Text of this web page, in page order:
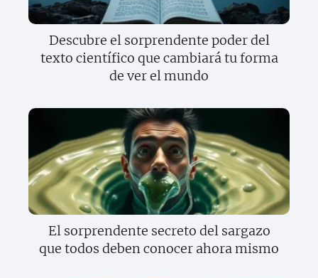
Descubre el sorprendente poder del
texto científico que cambiará tu forma
de ver el mundo
El sorprendente secreto del sargazo
que todos deben conocer ahora mismo